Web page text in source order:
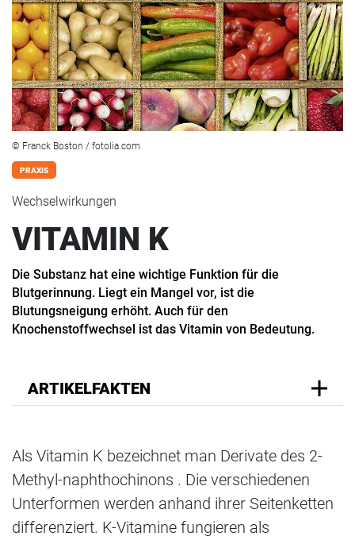
© Franck Boston / fotolia.com
PRAXIS
Wechselwirkungen
VITAMIN K
Die Substanz hat eine wichtige Funktion für die
Blutgerinnung. Liegt ein Mangel vor, ist die
Blutungsneigung erhöht. Auch für den
Knochenstoffwechsel ist das Vitamin von Bedeutung.
ARTIKELFAKTEN
Als Vitamin K bezeichnet man Derivate des 2-
Methyl-naphthochinons . Die verschiedenen
Unterformen werden anhand ihrer Seitenketten
differenziert. K-Vitamine fungieren als